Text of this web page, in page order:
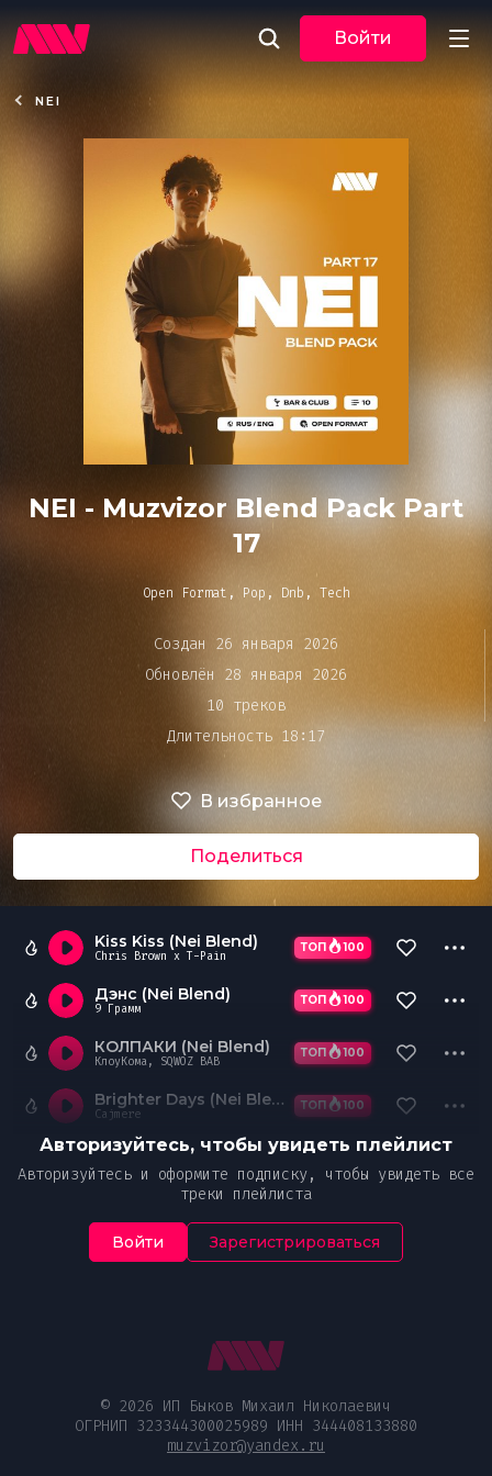
Музыка
По трекам
По жанрам
Плейлисты
Event
Bar&Club
Эдиторы
Чарты
DJ BATTLE
Войти
NEI
NEI - Muzvizor Blend Pack Part
17
Open Format, Pop, Dnb, Tech
Создан 26 января 2026
Обновлён 28 января 2026
10 треков
Длительность 18:17
В избранное
Поделиться
Kiss Kiss (Nei Blend)
Chris Brown x T-Pain
ТОП 100
Дэнс (Nei Blend)
9 Грамм
ТОП 100
КОЛПАКИ (Nei Blend)
КлоуКома, SQWOZ BAB
ТОП 100
Brighter Days (Nei Blend)
Cajmere
ТОП 100
Авторизуйтесь, чтобы увидеть плейлист
Авторизуйтесь и оформите подписку, чтобы увидеть все
треки плейлиста
Войти Зарегистрироваться
воспроизведения
© 2026 ИП Быков Михаил Николаевич
ОГРНИП 323344300025989 ИНН 344408133880
muzvizor@yandex.ru